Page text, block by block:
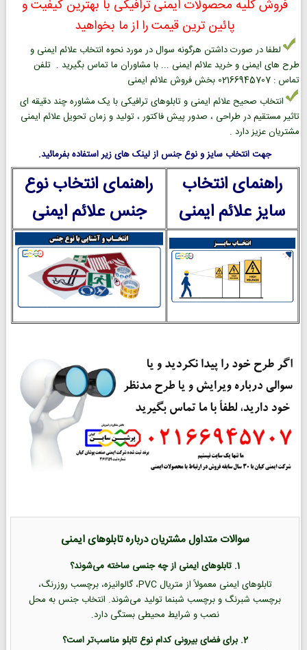
فروش کلیه محصولات ایمنی ترافیکی با بهترین کیفیت و
پائین ترین قیمت را از ما بخواهید
لطفا در صورت داشتن هرگونه سوال در مورد نحوه انتخاب علائم ایمنی و
طرح های ایمنی و خرید علائم ایمنی ... با مشاوران ما تماس بگیرید . تلفن
تماس : 02166945707 بخش فروش علائم ایمنی
انتخاب صحیح علائم ایمنی و تابلوهای ترافیکی با یک مشاوره چند دقیقه ای
تاثیر مستقیم در طراحی ، صدور پیش فاکتور ، تولید و زمان تحویل علائم ایمنی
مشتریان عزیز دارد .
جهت انتخاب سایز و نوع جنس از لینک های زیر استفاده بفرمائید.
راهنمای انتخاب
سایز علائم ایمنی
راهنمای انتخاب نوع
جنس علائم ایمنی
سوالات متداول مشتریان درباره تابلوهای ایمنی
1. تابلوهای ایمنی از چه جنسی ساخته می‌شوند؟
تابلوهای ایمنی معمولاً از متریال PVC، گالوانیزه، برچسب روزرنگ،
برچسب شبرنگ و برچسب شبنما تولید می‌شوند. انتخاب جنس به محل
نصب و شرایط محیطی بستگی دارد.
2. برای فضای بیرونی کدام نوع تابلو مناسب‌تر است؟